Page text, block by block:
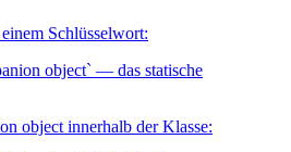
Schlüsselwort:
object` — das statische
object innerhalb der Klasse: